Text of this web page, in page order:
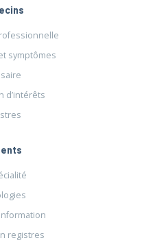
symptômes
d’intérêts
registres